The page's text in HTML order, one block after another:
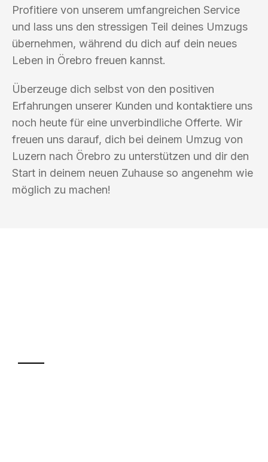
Profitiere von unserem umfangreichen Service
und lass uns den stressigen Teil deines Umzugs
übernehmen, während du dich auf dein neues
Leben in Örebro freuen kannst.
Überzeuge dich selbst von den positiven
Erfahrungen unserer Kunden und kontaktiere uns
noch heute für eine unverbindliche Offerte. Wir
freuen uns darauf, dich bei deinem Umzug von
Luzern nach Örebro zu unterstützen und dir den
Start in deinem neuen Zuhause so angenehm wie
möglich zu machen!